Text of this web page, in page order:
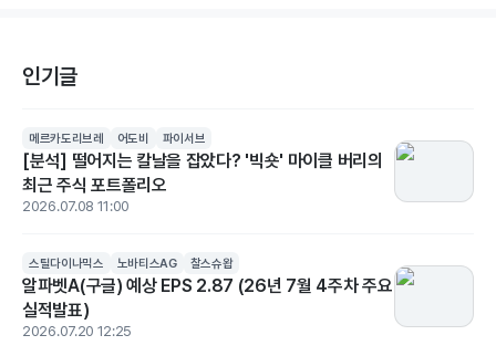
인기글
메르카도리브레 어도비 파이서브
[분석] 떨어지는 칼날을 잡았다? '빅숏' 마이클 버리의
최근 주식 포트폴리오
2026.07.08 11:00
스틸다이나믹스 노바티스AG 찰스슈왑
알파벳A(구글) 예상 EPS 2.87 (26년 7월 4주차 주요
실적발표)
2026.07.20 12:25